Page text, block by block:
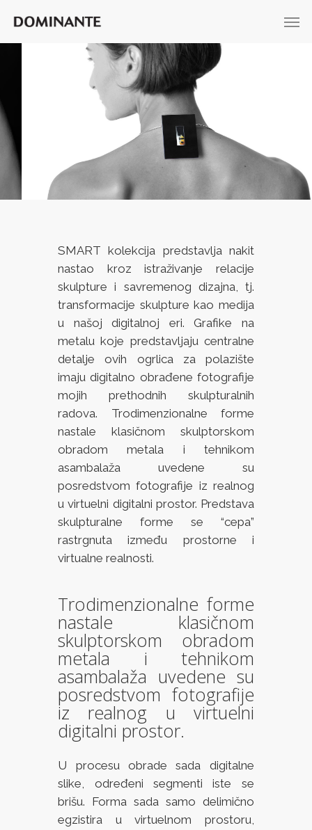
SMART kolekcija predstavlja nakit
nastao kroz istraživanje relacije
skulpture i savremenog dizajna, tj.
transformacije skulpture kao medija
u našoj digitalnoj eri. Grafike na
metalu koje predstavljaju centralne
detalje ovih ogrlica za polazište
imaju digitalno obrađene fotografije
mojih prethodnih skulpturalnih
radova. Trodimenzionalne forme
nastale klasičnom skulptorskom
obradom metala i tehnikom
asambalaža uvedene su
posredstvom fotografije iz realnog
u virtuelni digitalni prostor. Predstava
skulpturalne forme se “cepa”
rastrgnuta između prostorne i
virtualne realnosti.
Trodimenzionalne forme
nastale klasičnom
skulptorskom obradom
metala i tehnikom
asambalaža uvedene su
posredstvom fotografije
iz realnog u virtuelni
digitalni prostor.
U procesu obrade sada digitalne
slike, određeni segmenti iste se
brišu. Forma sada samo delimično
egzistira u virtuelnom prostoru,